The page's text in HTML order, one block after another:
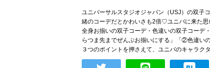
ユニバーサルスタジオジャパン（USJ）の双子
緒のコーデだとかわいさも2倍♡ユニバに来た
全身お揃いの双子コーデ・色違いの双子コー
らつま先までぜんぶお揃いにする」「②色違い
３つのポイントを押さえて、ユニバのキャラク